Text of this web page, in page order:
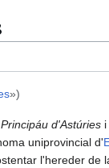
»)
Principáu d'Astúries i
uniprovincial d'
l'hereder de